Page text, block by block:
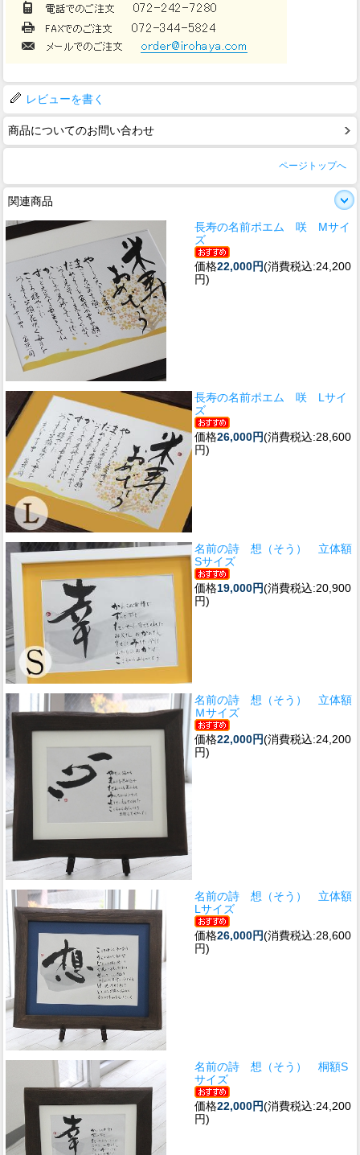
レビューを書く
商品についてのお問い合わせ
ページトップへ
関連商品
長寿の名前ポエム 咲 Mサイ
ズ
価格22,000円(消費税込:24,200
円)
長寿の名前ポエム 咲 Lサイ
ズ
価格26,000円(消費税込:28,600
円)
名前の詩 想（そう） 立体額
Sサイズ
価格19,000円(消費税込:20,900
円)
名前の詩 想（そう） 立体額
Ｍサイズ
価格22,000円(消費税込:24,200
円)
名前の詩 想（そう） 立体額
Lサイズ
価格26,000円(消費税込:28,600
円)
名前の詩 想（そう） 桐額S
サイズ
価格22,000円(消費税込:24,200
円)